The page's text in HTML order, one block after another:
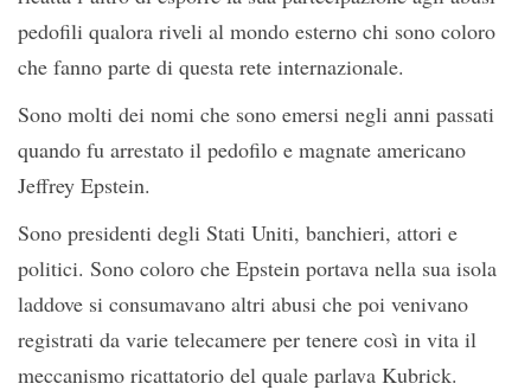
pedofili qualora riveli al mondo esterno chi sono coloro
che fanno parte di questa rete internazionale.
Sono molti dei nomi che sono emersi negli anni passati
quando fu arrestato il pedofilo e magnate americano
Jeffrey Epstein.
Sono presidenti degli Stati Uniti, banchieri, attori e
politici. Sono coloro che Epstein portava nella sua isola
laddove si consumavano altri abusi che poi venivano
registrati da varie telecamere per tenere così in vita il
meccanismo ricattatorio del quale parlava Kubrick.